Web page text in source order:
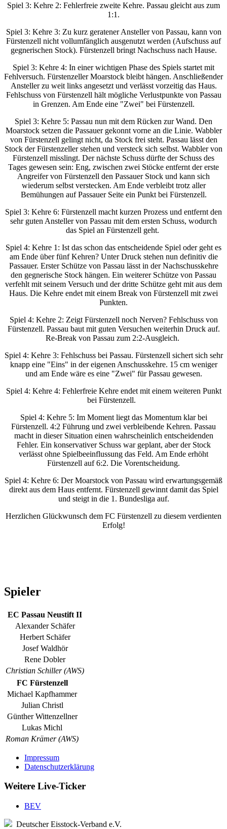
Spiel 3: Kehre 2: Fehlerfreie zweite Kehre. Passau gleicht aus zum
1:1.
Spiel 3: Kehre 3: Zu kurz geratener Ansteller von Passau, kann von
Fürstenzell nicht vollumfänglich ausgenutzt werden (Aufschuss auf
gegnerischen Stock). Fürstenzell bringt Nachschuss nach Hause.
Spiel 3: Kehre 4: In einer wichtigen Phase des Spiels startet mit
Fehlversuch. Fürstenzeller Moarstock bleibt hängen. Anschließender
Ansteller zu weit links angesetzt und verlässt vorzeitig das Haus.
Fehlschuss von Fürstenzell hält mögliche Verlustpunkte von Passau
in Grenzen. Am Ende eine "Zwei" bei Fürstenzell.
Spiel 3: Kehre 5: Passau nun mit dem Rücken zur Wand. Den
Moarstock setzen die Passauer gekonnt vorne an die Linie. Wabbler
von Fürstenzell gelingt nicht, da Stock frei steht. Passau lässt den
Stock der Fürstenzeller stehen und versteck sich selbst. Wabbler von
Fürstenzell misslingt. Der nächste Schuss dürfte der Schuss des
Tages gewesen sein: Eng, zwischen zwei Stöcke entfernt der erste
Angreifer von Fürstenzell den Passauer Stock und kann sich
wiederum selbst verstecken. Am Ende verbleibt trotz aller
Bemühungen auf Passauer Seite ein Punkt bei Fürstenzell.
Spiel 3: Kehre 6: Fürstenzell macht kurzen Prozess und entfernt den
sehr guten Ansteller von Passau mit dem ersten Schuss, wodurch
das Spiel an Fürstenzell geht.
Spiel 4: Kehre 1: Ist das schon das entscheidende Spiel oder geht es
am Ende über fünf Kehren? Unter Druck stehen nun definitiv die
Passauer. Erster Schütze von Passau lässt in der Nachschusskehre
den gegnerische Stock hängen. Ein weiterer Schütze von Passau
verfehlt mit seinem Versuch und der dritte Schütze geht mit aus dem
Haus. Die Kehre endet mit einem Break von Fürstenzell mit zwei
Punkten.
Spiel 4: Kehre 2: Zeigt Fürstenzell noch Nerven? Fehlschuss von
Fürstenzell. Passau baut mit guten Versuchen weiterhin Druck auf.
Re-Break von Passau zum 2:2-Ausgleich.
Spiel 4: Kehre 3: Fehlschuss bei Passau. Fürstenzell sichert sich sehr
knapp eine "Eins" in der eigenen Anschusskehre. 15 cm weniger
und am Ende wäre es eine "Zwei" für Passau gewesen.
Spiel 4: Kehre 4: Fehlerfreie Kehre endet mit einem weiteren Punkt
bei Fürstenzell.
Spiel 4: Kehre 5: Im Moment liegt das Momentum klar bei
Fürstenzell. 4:2 Führung und zwei verbleibende Kehren. Passau
macht in dieser Situation einen wahrscheinlich entscheidenden
Fehler. Ein konservativer Schuss war geplant, aber der Stock
verlässt ohne Spielbeeinflussung das Feld. Am Ende erhöht
Fürstenzell auf 6:2. Die Vorentscheidung.
Spiel 4: Kehre 6: Der Moarstock von Passau wird erwartungsgemäß
direkt aus dem Haus entfernt. Fürstenzell gewinnt damit das Spiel
und steigt in die 1. Bundesliga auf.
Herzlichen Glückwunsch dem FC Fürstenzell zu diesem verdienten
Erfolg!
Spieler
EC Passau Neustift II
Alexander Schäfer
Herbert Schäfer
Josef Waldhör
Rene Dobler
Christian Schiller (AWS)
FC Fürstenzell
Michael Kapfhammer
Julian Christl
Günther Wittenzellner
Lukas Michl
Roman Krämer (AWS)
Impressum
Datenschutzerklärung
Weitere Live-Ticker
BEV
Deutscher Eisstock-Verband e.V.